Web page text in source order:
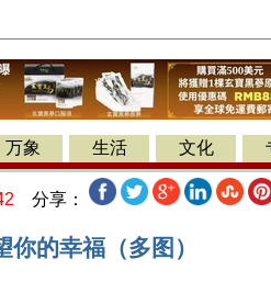
万象 生活 文化
分享：
的幸福（多图）